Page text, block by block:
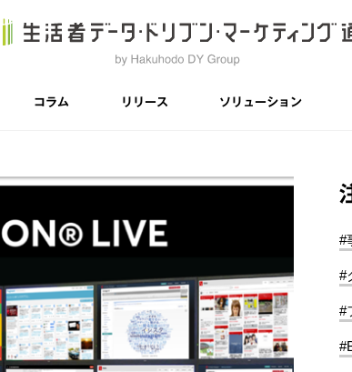
コラム リリース ソリューション
#
#
#